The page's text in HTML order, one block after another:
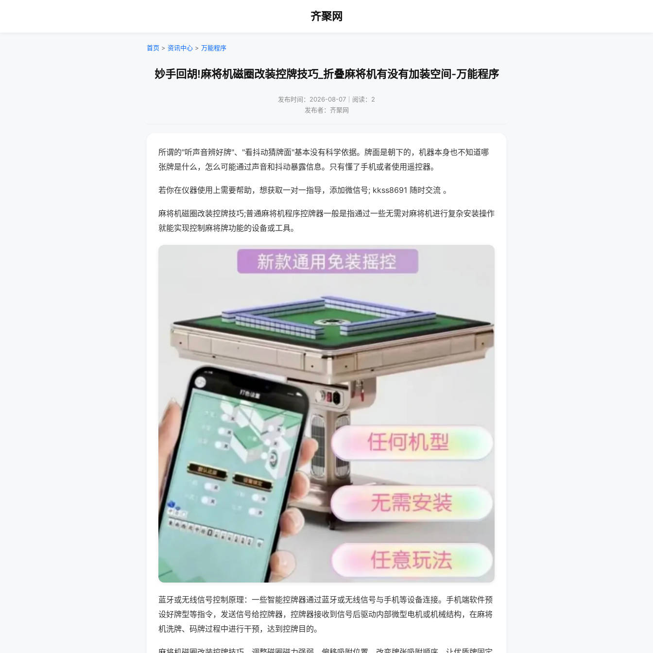
齐聚网
首页 > 资讯中心 > 万能程序
妙手回胡!麻将机磁圈改装控牌技巧_折叠麻将机有没有加装空间-万能程序
发布时间：2026-08-07｜阅读：2
发布者：齐聚网
所谓的"听声音辨好牌"、"看抖动猜牌面"基本没有科学依据。牌面是朝下的，机器本身也不知道哪
张牌是什么，怎么可能通过声音和抖动暴露信息。只有懂了手机或者使用遥控器。
若你在仪器使用上需要帮助，想获取一对一指导，添加微信号; kkss8691 随时交流 。
麻将机磁圈改装控牌技巧;普通麻将机程序控牌器一般是指通过一些无需对麻将机进行复杂安装操作
就能实现控制麻将牌功能的设备或工具。
蓝牙或无线信号控制原理：一些智能控牌器通过蓝牙或无线信号与手机等设备连接。手机端软件预
设好牌型等指令，发送信号给控牌器，控牌器接收到信号后驱动内部微型电机或机械结构，在麻将
机洗牌、码牌过程中进行干预，达到控牌目的。